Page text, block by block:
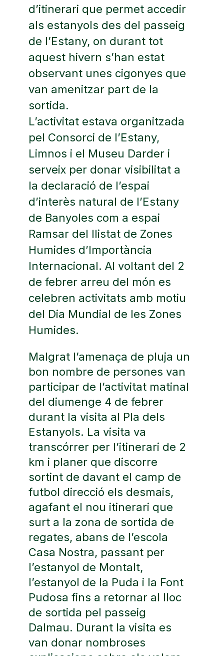
d’itinerari que permet accedir
als estanyols des del passeig
de l’Estany, on durant tot
aquest hivern s’han estat
observant unes cigonyes que
van amenitzar part de la
sortida.
L’activitat estava organitzada
pel Consorci de l’Estany,
Limnos i el Museu Darder i
serveix per donar visibilitat a
la declaració de l’espai
d’interès natural de l’Estany
de Banyoles com a espai
Ramsar del llistat de Zones
Humides d’Importància
Internacional. Al voltant del 2
de febrer arreu del món es
celebren activitats amb motiu
del Dia Mundial de les Zones
Humides.
Malgrat l’amenaça de pluja un
bon nombre de persones van
participar de l’activitat matinal
del diumenge 4 de febrer
durant la visita al Pla dels
Estanyols. La visita va
transcórrer per l’itinerari de 2
km i planer que discorre
sortint de davant el camp de
futbol direcció els desmais,
agafant el nou itinerari que
surt a la zona de sortida de
regates, abans de l’escola
Casa Nostra, passant per
l’estanyol de Montalt,
l’estanyol de la Puda i la Font
Pudosa fins a retornar al lloc
de sortida pel passeig
Dalmau. Durant la visita es
van donar nombroses